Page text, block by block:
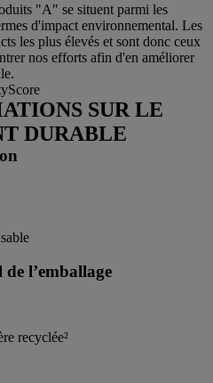
"A" se situent parmi les
d'impact environnemental. Les
les plus élevés et sont donc ceux
nos efforts afin d'en améliorer
SUR LE
DURABLE
l’emballage
recyclée²